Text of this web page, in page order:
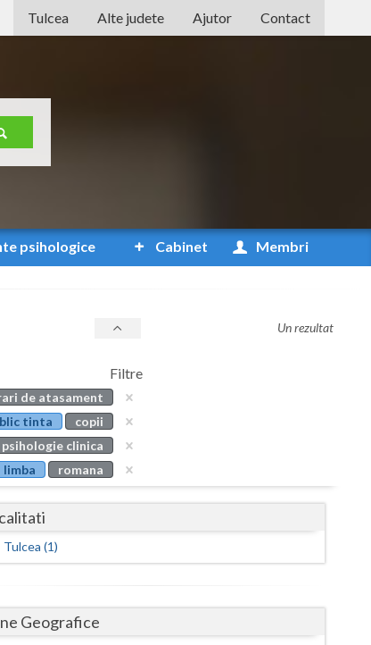
Tulcea Alte judete
Bistrita-Nasaud
Botosani
Bucuresti
Buzau
Calarasi
Caras-Severin
Ajutor Contact
psihologice Cabinet Membri
Filtre
de atasament
tinta
copii
psihologie clinica
limba
romana
Un rezultat
Tulcea (1)
Geografice